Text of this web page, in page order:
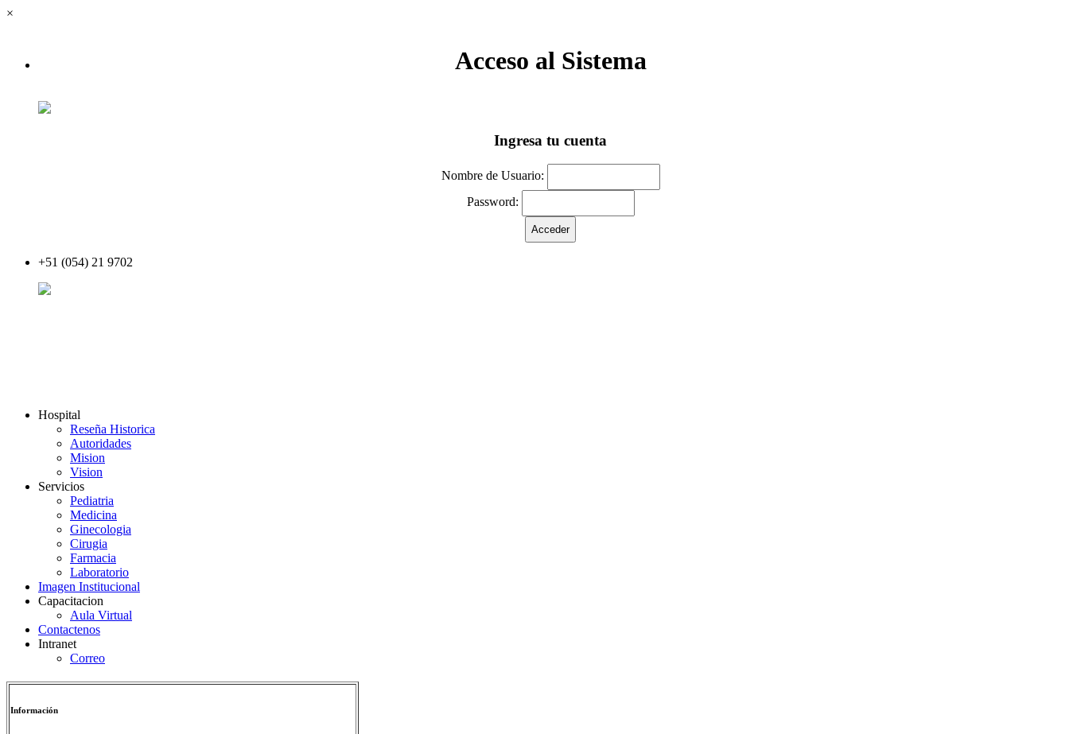
×
Acceso al Sistema
Ingresa tu cuenta
Nombre de Usuario:
Password:
+51 (054) 21 9702
Hospital
Reseña Historica
Autoridades
Mision
Vision
Servicios
Pediatria
Medicina
Ginecologia
Cirugia
Farmacia
Laboratorio
Imagen Institucional
Capacitacion
Aula Virtual
Contactenos
Intranet
Correo
Información